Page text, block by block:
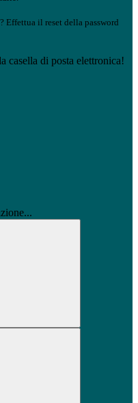
Effettua il reset della password
casella di posta elettronica!